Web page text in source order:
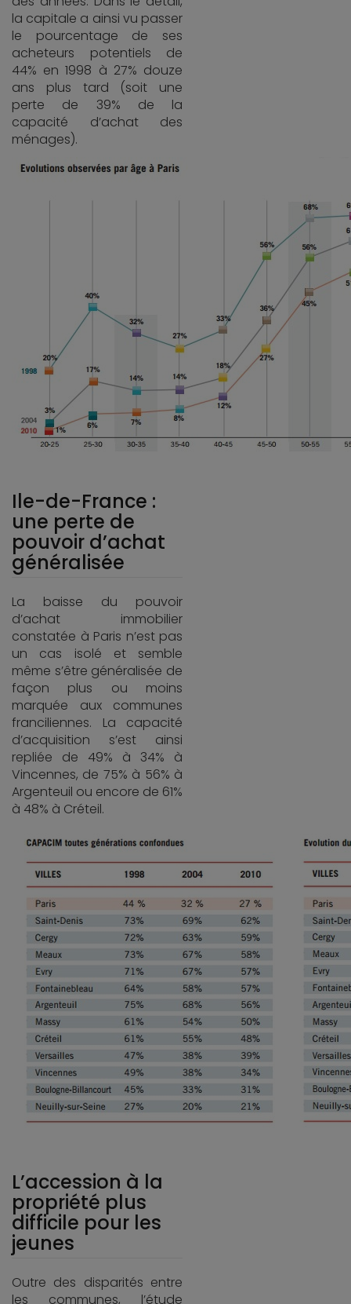
la capitale a ainsi vu passer
le pourcentage de ses
acheteurs potentiels de
44% en 1998 à 27% douze
ans plus tard (soit une
perte de 39% de la
capacité d’achat des
ménages).
Ile-de-France :
une perte de
pouvoir d’achat
généralisée
La baisse du pouvoir
d’achat immobilier
constatée à Paris n’est pas
un cas isolé et semble
même s’être généralisée de
façon plus ou moins
marquée aux communes
franciliennes. La capacité
d’acquisition s’est ainsi
repliée de 49% à 34% à
Vincennes, de 75% à 56% à
Argenteuil ou encore de 61%
à 48% à Créteil.
L’accession à la
propriété plus
difficile pour les
jeunes
Outre des disparités entre
les communes, l’étude